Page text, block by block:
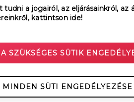
tudni a jogairól, az eljárásainkról,
kattintson ide!
A SZÜKSÉGES SÜTIK
MINDEN SÜTI ENGEDÉLYEZÉSE